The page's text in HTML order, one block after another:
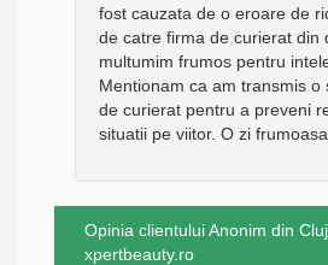
fost cauzata de o eroare de
de catre firma de curierat din
multumim frumos pentru
Mentionam ca am transmis o
de curierat pentru a preveni
situatii pe viitor. O zi
Opinia clientului Anonim din
xpertbeauty.ro